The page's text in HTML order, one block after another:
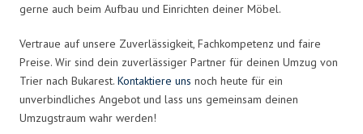
gerne auch beim Aufbau und Einrichten deiner Möbel.
Vertraue auf unsere Zuverlässigkeit, Fachkompetenz und faire
Preise. Wir sind dein zuverlässiger Partner für deinen Umzug von
Trier nach Bukarest. Kontaktiere uns noch heute für ein
unverbindliches Angebot und lass uns gemeinsam deinen
Umzugstraum wahr werden!